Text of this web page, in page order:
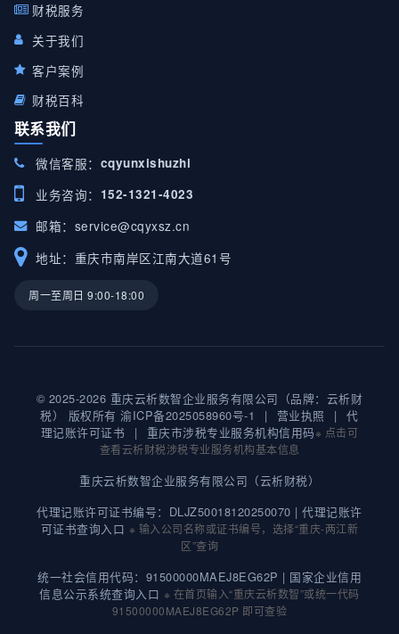
财税服务
关于我们
客户案例
财税百科
联系我们
微信客服： cqyunxishuzhi
业务咨询： 152-1321-4023
邮箱： service@cqyxsz.cn
地址：重庆市南岸区江南大道61号
周一至周日 9:00-18:00
© 2025-2026 重庆云析数智企业服务有限公司（品牌：云析财
税） 版权所有渝ICP备2025058960号-1 | 营业执照 |
代
理记账许可证书
| 重庆市涉税专业服务机构信用码※ 点击可
查看云析财税涉税专业服务机构基本信息
重庆云析数智企业服务有限公司（云析财税）
代理记账许可证书编号：DLJZ50018120250070 |代理记账许
可证书查询入口 ※ 输入公司名称或证书编号，选择“重庆-两江新
区”查询
统一社会信用代码：91500000MAEJ8EG62P | 国家企业信用
信息公示系统查询入口 ※ 在首页输入“重庆云析数智”或统一代码
91500000MAEJ8EG62P 即可查验